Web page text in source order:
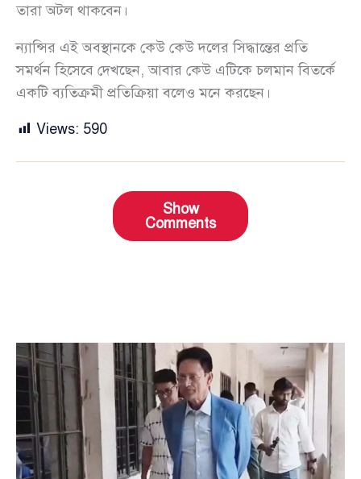
তারা অটল থাকবেন।
ন্যান্সির এই অবস্থানকে কেউ কেউ দলের সিদ্ধান্তের প্রতি
সমর্থন হিসেবে দেখছেন, আবার কেউ এটিকে চলমান বিতর্কে
একটি ব্যতিক্রমী প্রতিক্রিয়া বলেও মনে করছেন।
Views: 590
Show
Comments